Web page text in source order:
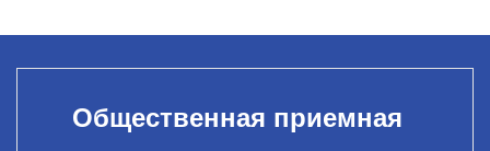
Общественная приемная